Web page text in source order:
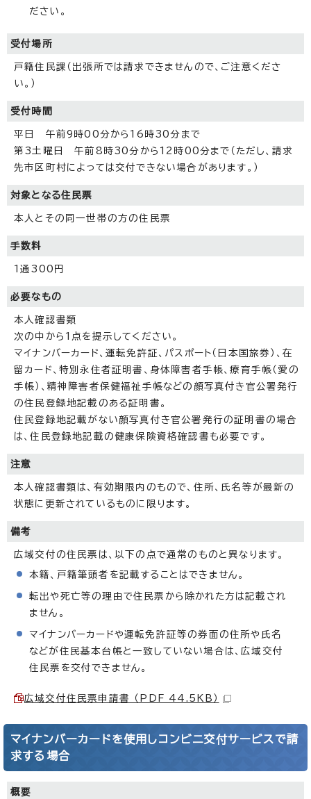
ださい。
受付場所
戸籍住民課（出張所では請求できませんので、ご注意くださ
い。）
受付時間
平日 午前9時00分から16時30分まで
第3土曜日 午前8時30分から12時00分まで（ただし、請求
先市区町村によっては交付できない場合があります。）
対象となる住民票
本人とその同一世帯の方の住民票
手数料
1通300円
必要なもの
本人確認書類
次の中から1点を提示してください。
マイナンバーカード、運転免許証、パスポート（日本国旅券）、在
留カード、特別永住者証明書、身体障害者手帳、療育手帳（愛の
手帳）、精神障害者保健福祉手帳などの顔写真付き官公署発行
の住民登録地記載のある証明書。
住民登録地記載がない顔写真付き官公署発行の証明書の場合
は、住民登録地記載の健康保険資格確認書も必要です。
注意
本人確認書類は、有効期限内のもので、住所、氏名等が最新の
状態に更新されているものに限ります。
備考
広域交付の住民票は、以下の点で通常のものと異なります。
本籍、戸籍筆頭者を記載することはできません。
転出や死亡等の理由で住民票から除かれた方は記載され
ません。
マイナンバーカードや運転免許証等の券面の住所や氏名
などが住民基本台帳と一致していない場合は、広域交付
住民票を交付できません。
広域交付住民票申請書 （PDF 44.5KB）
マイナンバーカードを使用しコンビニ交付サービスで請
求する場合
概要